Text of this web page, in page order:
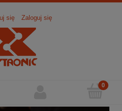
się Zaloguj się